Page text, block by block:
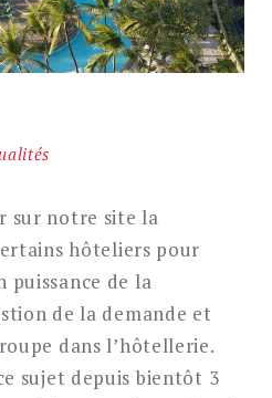
sur notre site la
hôteliers pour
puissance de la
de la demande et
dans l’hôtellerie.
sujet depuis bientôt 3